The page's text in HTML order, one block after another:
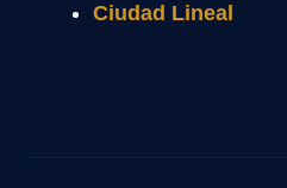
Ciudad Lineal